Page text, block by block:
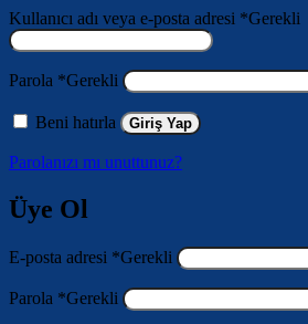
Kullanıcı adı veya e-posta adresi *Gerekli
Parola *Gerekli
Beni hatırla Giriş Yap
Parolanızı mı unuttunuz?
Üye Ol
E-posta adresi *Gerekli
Parola *Gerekli